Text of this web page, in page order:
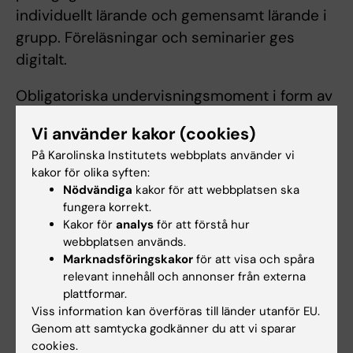
individuellt lärande och gemensamt lärande i
grupp. Föreläsningar och seminarier ges
digitalt.
Obligatoriska undervisningsmoment i form av
seminarier ingår i kursen.
Examination
Kursen examineras enligt följande:
Aktivt deltagande vid obligatoriska
seminarier och gruppövningar
Skriftlig reflektionsuppgift
Student som ej är godkänd efter ordinarie
Vi använder kakor (cookies)
På Karolinska Institutets webbplats använder vi
kakor för olika syften:
Nödvändiga kakor för att webbplatsen ska
fungera korrekt.
Kakor för analys för att förstå hur
webbplatsen används.
Marknadsföringskakor för att visa och spåra
relevant innehåll och annonser från externa
plattformar.
Viss information kan överföras till länder utanför EU.
Genom att samtycka godkänner du att vi sparar
cookies.